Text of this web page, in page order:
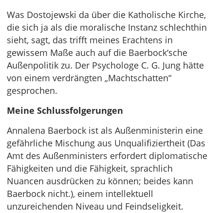
Was Dostojewski da über die Katholische Kirche,
die sich ja als die moralische Instanz schlechthin
sieht, sagt, das trifft meines Erachtens in
gewissem Maße auch auf die Baerbock‘sche
Außenpolitik zu. Der Psychologe C. G. Jung hätte
von einem verdrängten „Machtschatten“
gesprochen.
Meine Schlussfolgerungen
Annalena Baerbock ist als Außenministerin eine
gefährliche Mischung aus Unqualifiziertheit (Das
Amt des Außenministers erfordert diplomatische
Fähigkeiten und die Fähigkeit, sprachlich
Nuancen ausdrücken zu können; beides kann
Baerbock nicht.), einem intellektuell
unzureichenden Niveau und Feindseligkeit.